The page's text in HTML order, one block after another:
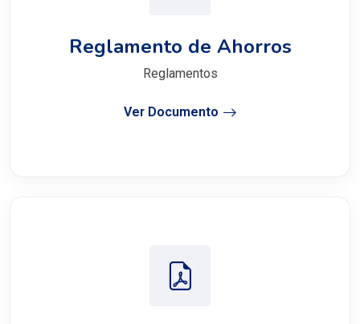
Reglamento de Ahorros
Reglamentos
Ver Documento